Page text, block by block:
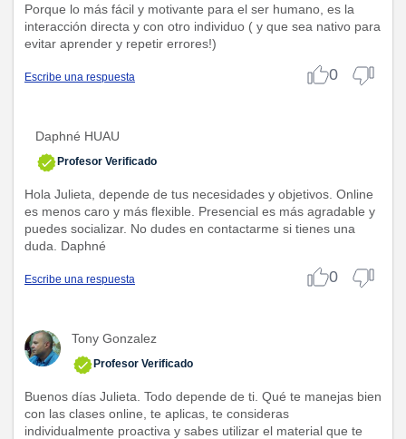
Porque lo más fácil y motivante para el ser humano, es la
interacción directa y con otro individuo ( y que sea nativo para
evitar aprender y repetir errores!)
Escribe una respuesta 0
Daphné HUAU
Profesor Verificado
Hola Julieta, depende de tus necesidades y objetivos. Online
es menos caro y más flexible. Presencial es más agradable y
puedes socializar. No dudes en contactarme si tienes una
duda. Daphné
Escribe una respuesta 0
Tony Gonzalez
Profesor Verificado
Buenos días Julieta. Todo depende de ti. Qué te manejas bien
con las clases online, te aplicas, te consideras
individualmente proactiva y sabes utilizar el material que te